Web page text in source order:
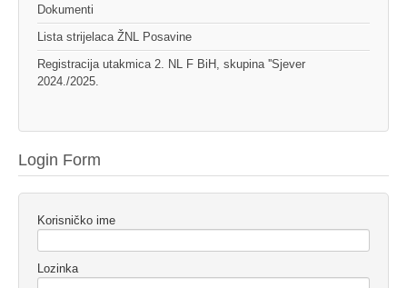
Dokumenti
Lista strijelaca ŽNL Posavine
Registracija utakmica 2. NL F BiH, skupina ''Sjever
2024./2025.
Login Form
Korisničko ime
Lozinka